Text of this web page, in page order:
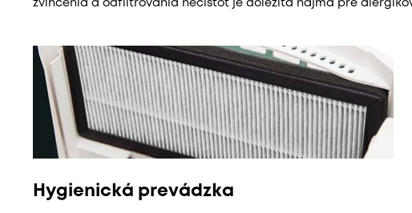
zvlhčenia a odfiltrovania nečistôt je dôležitá najmä pre
Hygienická prevádzka